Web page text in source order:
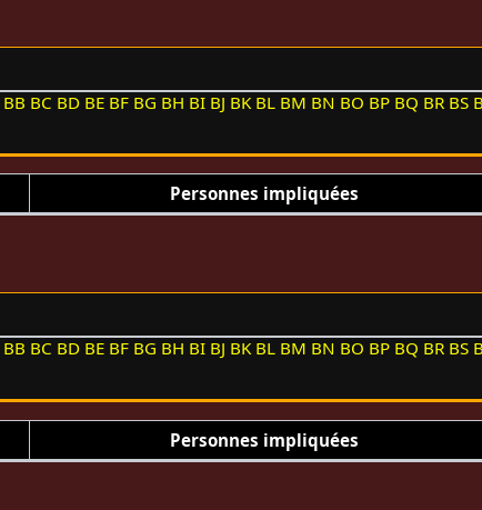
BB BC BD BE BF BG BH BI BJ BK BL BM BN BO BP BQ BR BS
Personnes impliquées
BB BC BD BE BF BG BH BI BJ BK BL BM BN BO BP BQ BR BS
Personnes impliquées